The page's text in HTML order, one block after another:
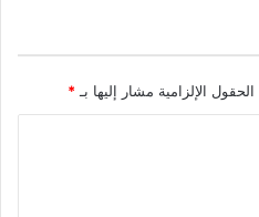
الحقول الإلزامية مشار إليها بـ *